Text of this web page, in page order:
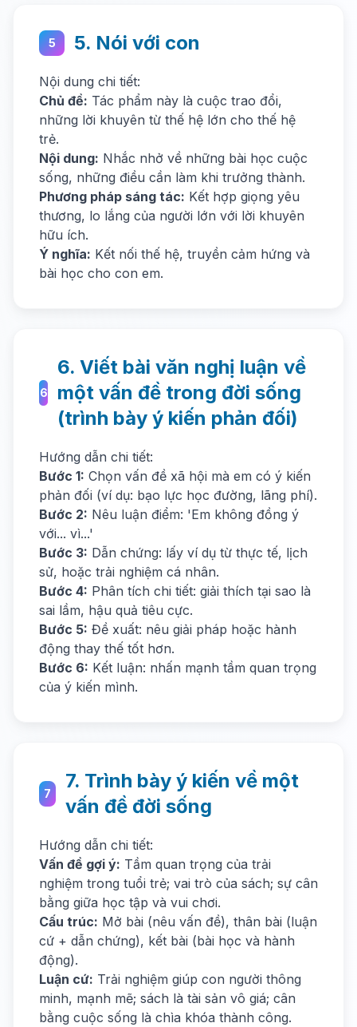
5 5. Nói với con
Nội dung chi tiết:
Chủ đề: Tác phẩm này là cuộc trao đổi,
những lời khuyên từ thế hệ lớn cho thế hệ
trẻ.
Nội dung: Nhắc nhở về những bài học cuộc
sống, những điều cần làm khi trưởng thành.
Phương pháp sáng tác: Kết hợp giọng yêu
thương, lo lắng của người lớn với lời khuyên
hữu ích.
Ý nghĩa: Kết nối thế hệ, truyền cảm hứng và
bài học cho con em.
6
6. Viết bài văn nghị luận về
một vấn đề trong đời sống
(trình bày ý kiến phản đối)
Hướng dẫn chi tiết:
Bước 1: Chọn vấn đề xã hội mà em có ý kiến
phản đối (ví dụ: bạo lực học đường, lãng phí).
Bước 2: Nêu luận điểm: 'Em không đồng ý
với... vì...'
Bước 3: Dẫn chứng: lấy ví dụ từ thực tế, lịch
sử, hoặc trải nghiệm cá nhân.
Bước 4: Phân tích chi tiết: giải thích tại sao là
sai lầm, hậu quả tiêu cực.
Bước 5: Đề xuất: nêu giải pháp hoặc hành
động thay thế tốt hơn.
Bước 6: Kết luận: nhấn mạnh tầm quan trọng
của ý kiến mình.
7
7. Trình bày ý kiến về một
vấn đề đời sống
Hướng dẫn chi tiết:
Vấn đề gợi ý: Tầm quan trọng của trải
nghiệm trong tuổi trẻ; vai trò của sách; sự cân
bằng giữa học tập và vui chơi.
Cấu trúc: Mở bài (nêu vấn đề), thân bài (luận
cứ + dẫn chứng), kết bài (bài học và hành
động).
Luận cứ: Trải nghiệm giúp con người thông
minh, mạnh mẽ; sách là tài sản vô giá; cân
bằng cuộc sống là chìa khóa thành công.